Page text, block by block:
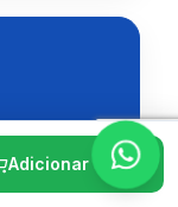
mãos
Adicionar